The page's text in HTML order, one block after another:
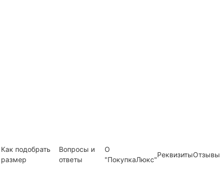
Как подобрать
размер
Вопросы и
ответы
О
"ПокупкаЛюкс"
РеквизитыОтзывы